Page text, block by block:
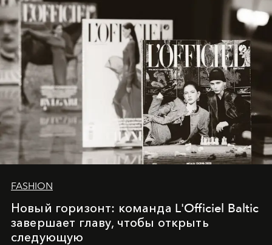
FASHION
Новый горизонт: команда L'Officiel Baltic
завершает главу, чтобы открыть
следующую